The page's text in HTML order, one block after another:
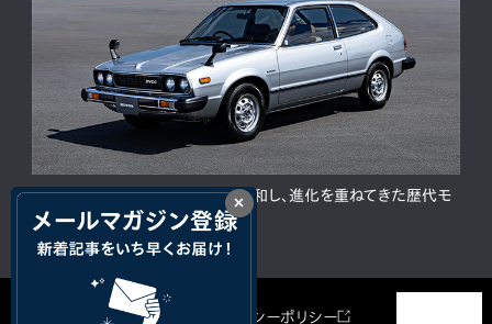
×
ACCORD 50周年。人と時代に調和し、進化を重ねてきた歴代モ
デルの歩み
サイトマップ プライバシーポリシー